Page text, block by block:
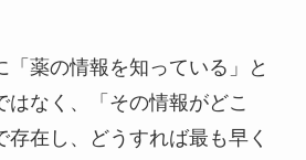
「薬の情報を知っている」と
はなく、「その情報がどこ
存在し、どうすれば最も早く